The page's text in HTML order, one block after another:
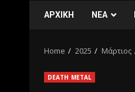
ΑΡΧΙΚΗ ΝΕΑ
Home 2025 Μάρτιος
DEATH METAL